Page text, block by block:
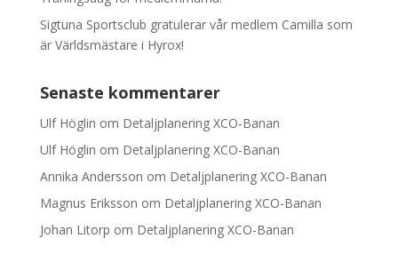
Sigtuna Sportsclub gratulerar vår medlem Camilla som
är Världsmästare i Hyrox!
Senaste kommentarer
Ulf Höglin om Detaljplanering XCO-Banan
Ulf Höglin om Detaljplanering XCO-Banan
Annika Andersson om Detaljplanering XCO-Banan
Magnus Eriksson om Detaljplanering XCO-Banan
Johan Litorp om Detaljplanering XCO-Banan